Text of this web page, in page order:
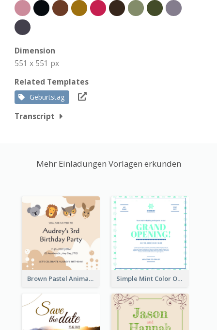
Dimension
551 x 551 px
Related Templates
Geburtstag
Transcript
Mehr Einladungen Vorlagen erkunden
Brown Pastel Animals Cartoon Baby Birthday Invitation Simple Mint Color Opening Day Invitation Card Idea